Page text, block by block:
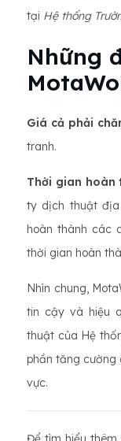
tại Hệ thống
Những
Giá cả phải
tranh.
Thời gian hoàn
ty dịch thuật địa
hoàn thành các
thời gian hoàn
Nhìn chung,
tin cậy và hiệu
thuật của Hệ
phần tăng cường
vực.